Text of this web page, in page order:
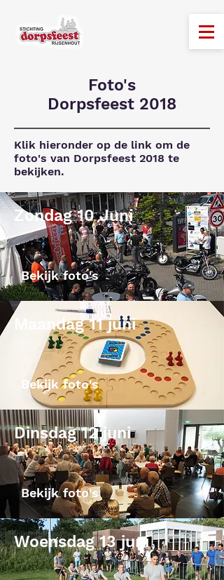
Foto's
Dorpsfeest 2018
Klik hieronder op de link om de
foto's van Dorpsfeest 2018 te
bekijken.
Zondag 10 Juni
Bekijk foto's
Maandag 11 juni
Bekijk foto's
Dinsdag 12 juni
Bekijk foto's
Woensdag 13 juni